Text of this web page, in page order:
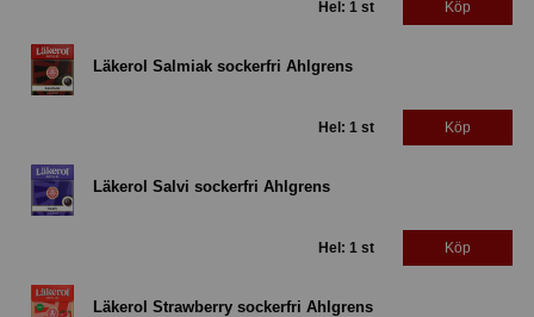
Hel: 1 st Köp
Läkerol Salmiak sockerfri Ahlgrens
Hel: 1 st Köp
Läkerol Salvi sockerfri Ahlgrens
Hel: 1 st Köp
Läkerol Strawberry sockerfri Ahlgrens